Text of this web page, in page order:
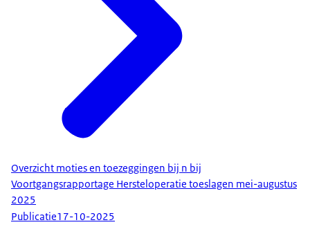
Overzicht moties en toezeggingen bij n bij
Voortgangsrapportage Hersteloperatie toeslagen mei-augustus
2025
Publicatie17-10-2025